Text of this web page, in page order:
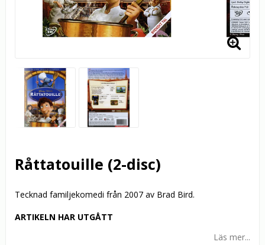
Råttatouille (2-disc)
Tecknad familjekomedi från 2007 av Brad Bird.
ARTIKELN HAR UTGÅTT
Läs mer...